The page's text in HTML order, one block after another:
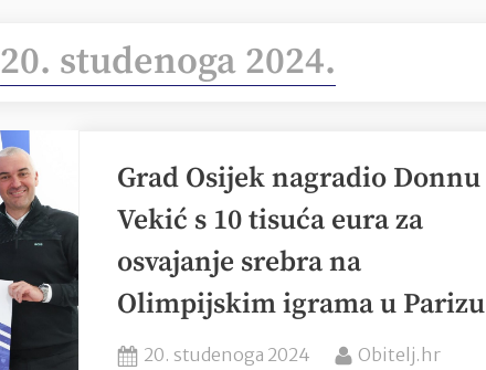
20. studenoga 2024.
Grad Osijek nagradio Donnu
Vekić s 10 tisuća eura za
osvajanje srebra na
Olimpijskim igrama u Parizu
Posted
20. studenoga 2024 By
Obitelj.hr